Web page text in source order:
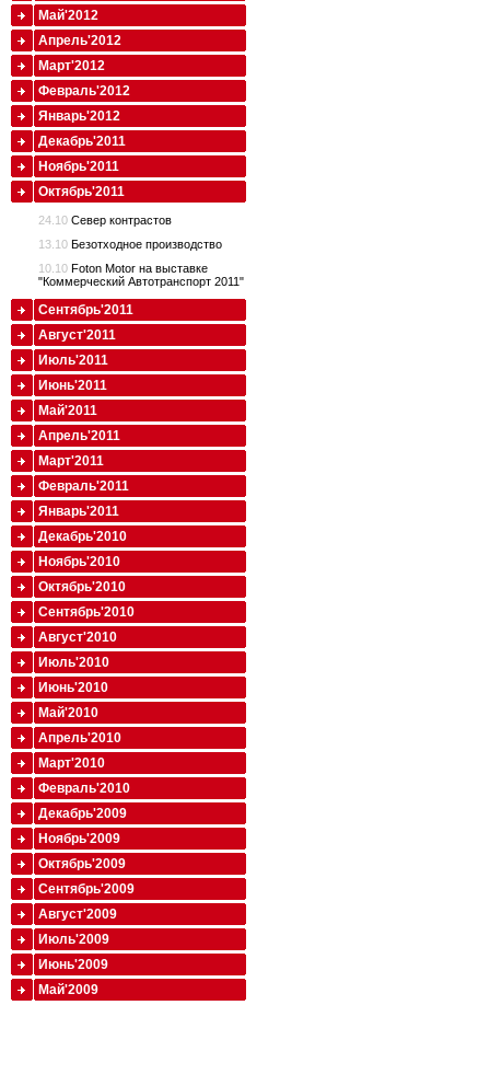
Май'2012
Апрель'2012
Март'2012
Февраль'2012
Январь'2012
Декабрь'2011
Ноябрь'2011
Октябрь'2011
24.10 Север контрастов
13.10 Безотходное производство
10.10 Foton Motor на выставке
"Коммерческий Автотранспорт 2011"
Сентябрь'2011
Август'2011
Июль'2011
Июнь'2011
Май'2011
Апрель'2011
Март'2011
Февраль'2011
Январь'2011
Декабрь'2010
Ноябрь'2010
Октябрь'2010
Сентябрь'2010
Август'2010
Июль'2010
Июнь'2010
Май'2010
Апрель'2010
Март'2010
Февраль'2010
Декабрь'2009
Ноябрь'2009
Октябрь'2009
Сентябрь'2009
Август'2009
Июль'2009
Июнь'2009
Май'2009